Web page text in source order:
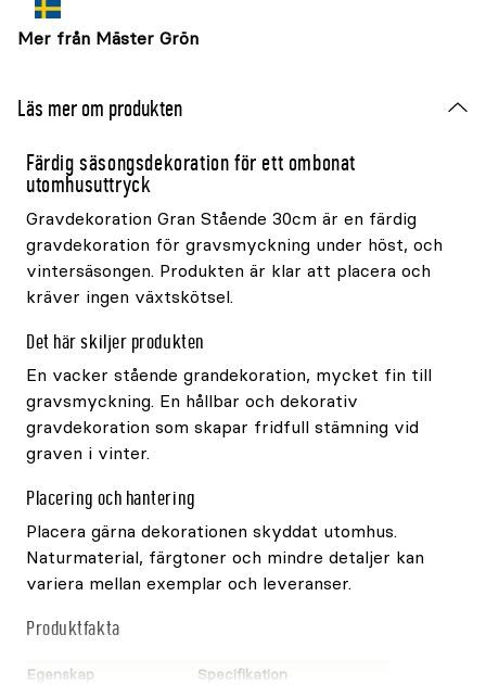
Mer från Mäster Grön
Läs mer om produkten
Färdig säsongsdekoration för ett ombonat
utomhusuttryck
Gravdekoration Gran Stående 30cm är en färdig
gravdekoration för gravsmyckning under höst, och
vintersäsongen. Produkten är klar att placera och
kräver ingen växtskötsel.
Det här skiljer produkten
En vacker stående grandekoration, mycket fin till
gravsmyckning. En hållbar och dekorativ
gravdekoration som skapar fridfull stämning vid
graven i vinter.
Placering och hantering
Placera gärna dekorationen skyddat utomhus.
Naturmaterial, färgtoner och mindre detaljer kan
variera mellan exemplar och leveranser.
Produktfakta
Egenskap
Specifikation